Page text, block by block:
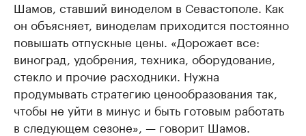
Шамов, ставший виноделом в Севастополе. Как
он объясняет, виноделам приходится постоянно
повышать отпускные цены. «Дорожает все:
виноград, удобрения, техника, оборудование,
стекло и прочие расходники. Нужна
продумывать стратегию ценообразования так,
чтобы не уйти в минус и быть готовым работать
в следующем сезоне», — говорит Шамов.